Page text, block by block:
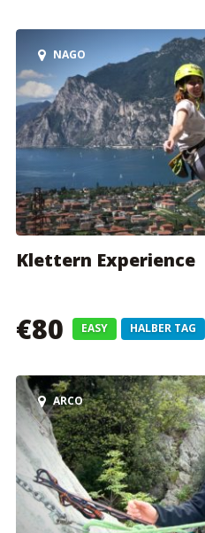
NAGO
Klettern Experience
€80 EASY HALBER TAG
ARCO